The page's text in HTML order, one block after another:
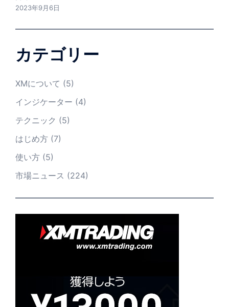
2023年9月6日
カテゴリー
XMについて (5)
インジケーター (4)
テクニック (5)
はじめ方 (7)
使い方 (5)
市場ニュース (224)